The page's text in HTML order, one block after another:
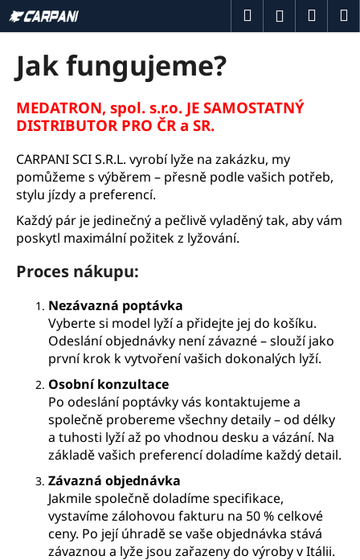
Přejít
na
obsah
Hledat Přihlášení
Jak fungujeme?
MEDATRON, spol. s.r.o. JE SAMOSTATNÝ
DISTRIBUTOR PRO ČR a SR.
CARPANI SCI S.R.L. vyrobí lyže na zakázku, my
pomůžeme s výběrem – přesně podle vašich potřeb,
stylu jízdy a preferencí.
Každý pár je jedinečný a pečlivě vyladěný tak, aby vám
poskytl maximální požitek z lyžování.
Proces nákupu:
Nezávazná poptávka
Vyberte si model lyží a přidejte jej do košíku.
Odeslání objednávky není závazné – slouží jako
první krok k vytvoření vašich dokonalých lyží.
Osobní konzultace
Po odeslání poptávky vás kontaktujeme a
společně probereme všechny detaily – od délky
a tuhosti lyží až po vhodnou desku a vázání. Na
základě vašich preferencí doladíme každý detail.
Závazná objednávka
Jakmile společně doladíme specifikace,
vystavíme zálohovou fakturu na 50 % celkové
ceny. Po její úhradě se vaše objednávka stává
závaznou a lyže jsou zařazeny do výroby v Itálii.
K
o
C
o
p
o
t
ř
e
b
u
j
HLEDAT